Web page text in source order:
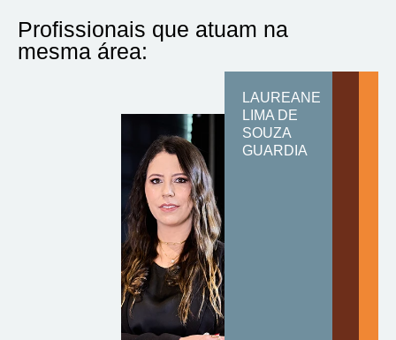
Profissionais que atuam na
mesma área:
LAUREANE
LIMA DE
SOUZA
GUARDIA